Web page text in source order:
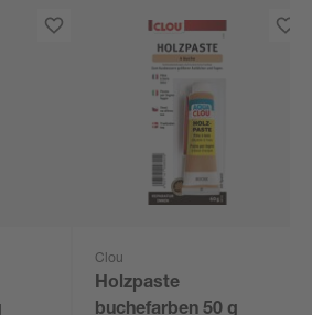
Clou
Holzpaste
buchefarben 50 g